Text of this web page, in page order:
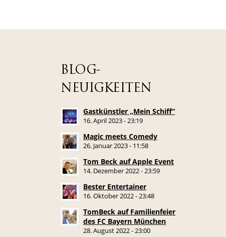
BLOG-
NEUIGKEITEN
Gastkünstler „Mein Schiff“
16. April 2023 - 23:19
Magic meets Comedy
26. Januar 2023 - 11:58
Tom Beck auf Apple Event
14. Dezember 2022 - 23:59
Bester Entertainer
16. Oktober 2022 - 23:48
TomBeck auf Familienfeier
des FC Bayern München
28. August 2022 - 23:00